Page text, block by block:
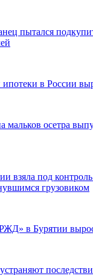
пытался
в России
мальков осетра
взяла под
грузовиком
в Бурятии